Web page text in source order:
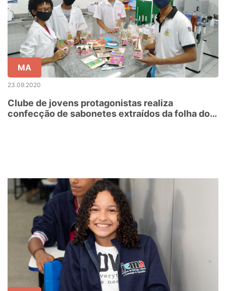
MA
23.09.2020
Clube de jovens protagonistas realiza
confecção de sabonetes extraídos da folha do